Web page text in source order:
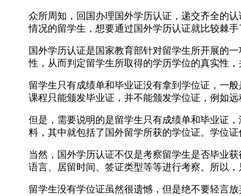
众所周知，回国办理国外学历认证，递交齐全的
情况的留学生，想要通过国外学历认证就比较棘手
国外学历认证是国家教育部针对留学生所开展的
性，从而判定留学生所取得的学历学位的真实性
留学生只有成绩单和毕业证没有拿到学位证，一
课程只能颁发毕业证，并不能颁发学位证，例如远
但是，需要说明的是留学生只有成绩单和毕业证
料，其中就包括了国外留学所获的学位证。学位
当然，国外学历认证不仅是考察留学生是否毕业
语言、居留时间、签证类型等等进行考察。所以
留学生没有学位证虽然很遗憾，但是绝不要轻言